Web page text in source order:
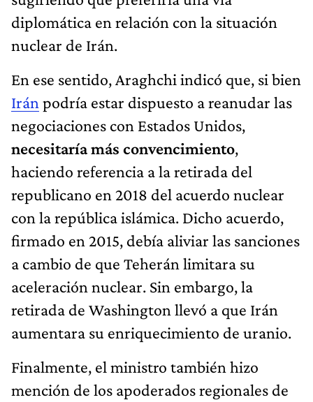
diplomática en relación con la situación
nuclear de Irán.
En ese sentido, Araghchi indicó que, si bien
Irán podría estar dispuesto a reanudar las
negociaciones con Estados Unidos,
necesitaría más convencimiento,
haciendo referencia a la retirada del
republicano en 2018 del acuerdo nuclear
con la república islámica. Dicho acuerdo,
firmado en 2015, debía aliviar las sanciones
a cambio de que Teherán limitara su
aceleración nuclear. Sin embargo, la
retirada de Washington llevó a que Irán
aumentara su enriquecimiento de uranio.
Finalmente, el ministro también hizo
mención de los apoderados regionales de